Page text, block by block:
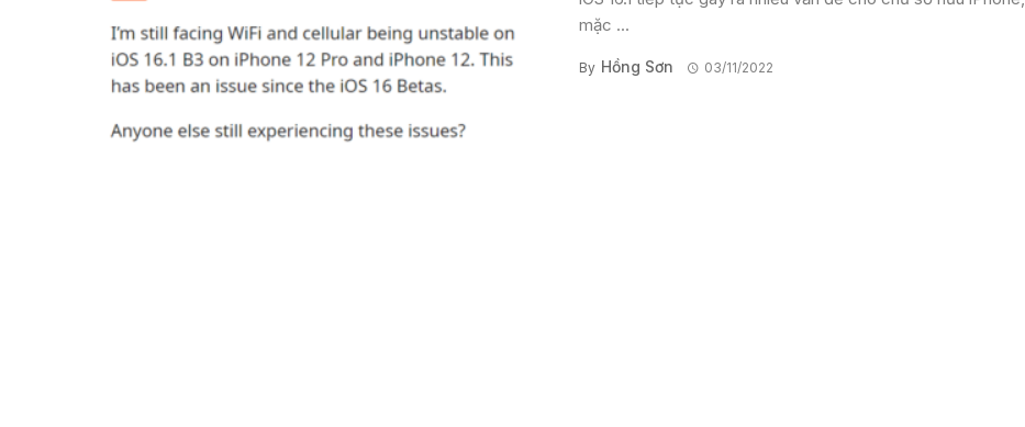
mặc ...
By Hồng Sơn 03/11/2022